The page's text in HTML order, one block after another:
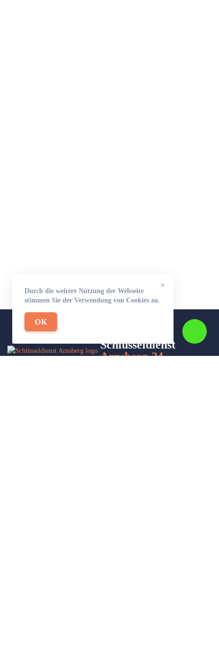
×
Durch die weitere Nutzung der Webseite
stimmen Sie der Verwendung von Cookies zu.
OK
Schlüsseldienst
Arnsberg-24